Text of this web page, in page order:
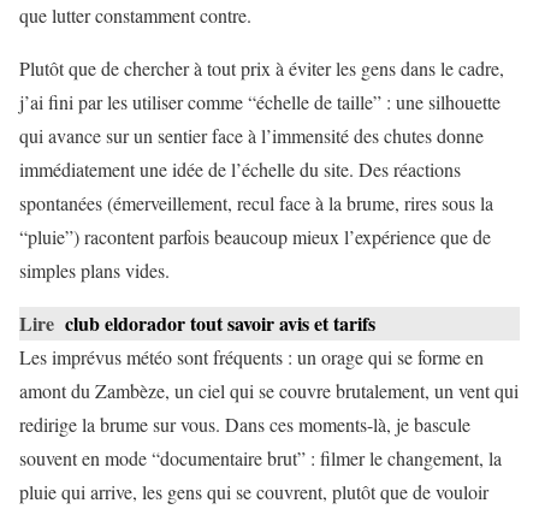
que lutter constamment contre.
Plutôt que de chercher à tout prix à éviter les gens dans le cadre,
j’ai fini par les utiliser comme “échelle de taille” : une silhouette
qui avance sur un sentier face à l’immensité des chutes donne
immédiatement une idée de l’échelle du site. Des réactions
spontanées (émerveillement, recul face à la brume, rires sous la
“pluie”) racontent parfois beaucoup mieux l’expérience que de
simples plans vides.
Lire club eldorador tout savoir avis et tarifs
Les imprévus météo sont fréquents : un orage qui se forme en
amont du Zambèze, un ciel qui se couvre brutalement, un vent qui
redirige la brume sur vous. Dans ces moments-là, je bascule
souvent en mode “documentaire brut” : filmer le changement, la
pluie qui arrive, les gens qui se couvrent, plutôt que de vouloir